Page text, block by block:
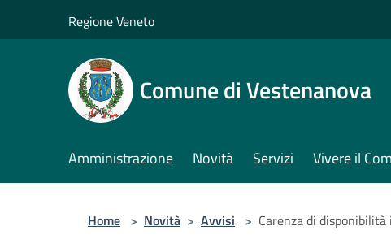
Regione Veneto
Comune di Vestenanova
Amministrazione Novità Servizi Vivere il
Home > Novità > Avvisi > Carenza di